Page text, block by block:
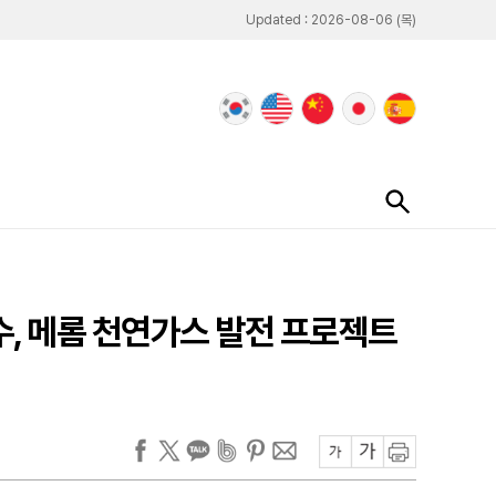
Updated : 2026-08-06 (목)
롬 천연가스 발전 프로젝트